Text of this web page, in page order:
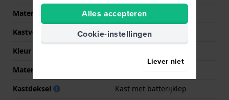
Materiaal
Bio-plastic
Kastvorm
Rond
Kleur kast
Materiaal kastdeksel
Kastdeksel
Kast met batterijklep
Alles accepteren
Cookie-instellingen
Liever niet